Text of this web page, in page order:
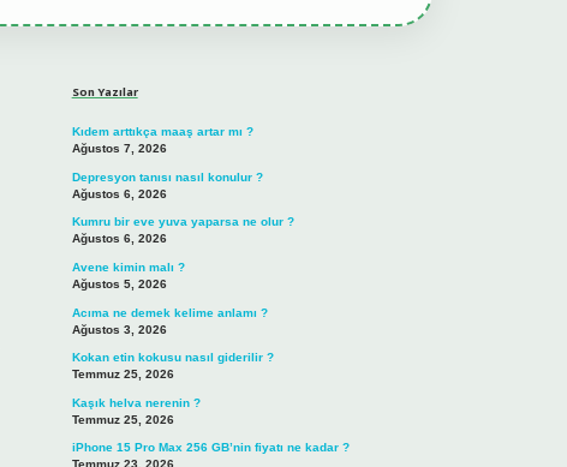
Son Yazılar
Kıdem arttıkça maaş artar mı ?
Ağustos 7, 2026
Depresyon tanısı nasıl konulur ?
Ağustos 6, 2026
Kumru bir eve yuva yaparsa ne olur ?
Ağustos 6, 2026
Avene kimin malı ?
Ağustos 5, 2026
Acıma ne demek kelime anlamı ?
Ağustos 3, 2026
Kokan etin kokusu nasıl giderilir ?
Temmuz 25, 2026
Kaşık helva nerenin ?
Temmuz 25, 2026
iPhone 15 Pro Max 256 GB’nin fiyatı ne kadar ?